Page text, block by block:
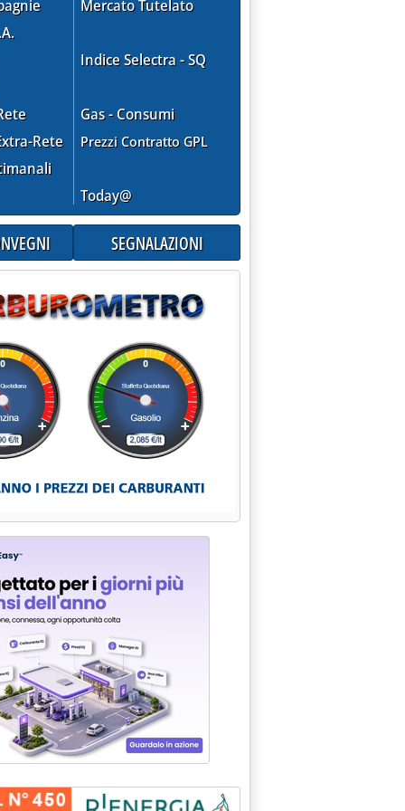
E UTI'
CEYHAN'
16.50.
Rete
Mercato Tutelato
Indice Selectra - SQ
Gas - Consumi
Prezzi Contratto GPL
Today@
SEGNALAZIONI